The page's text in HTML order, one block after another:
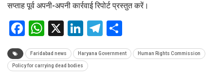
सप्ताह पूर्व अपनी-अपनी कार्रवाई रिपोर्ट प्रस्तुत करें।
Facebook
WhatsApp
X LinkedIn
Telegram
Faridabad news Haryana Government Human Rights Commission
Policy for carrying dead bodies